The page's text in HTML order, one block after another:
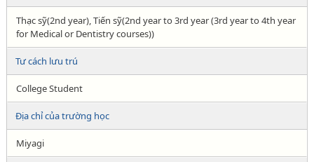
Thạc sỹ(2nd year), Tiến sỹ(2nd year to 3rd year (3rd year to 4th year
for Medical or Dentistry courses))
Tư cách lưu trú
College Student
Địa chỉ của trường học
Miyagi